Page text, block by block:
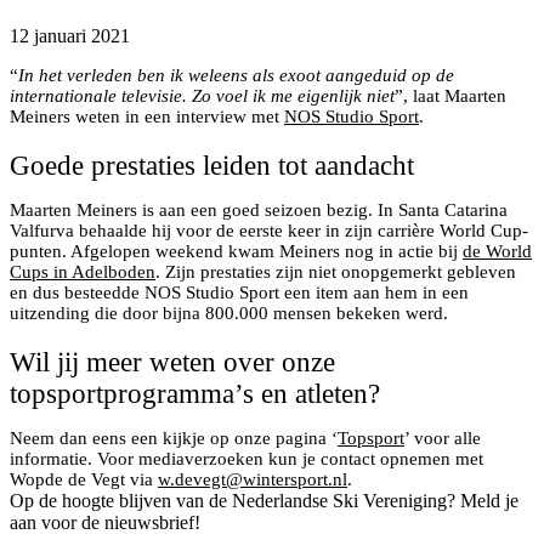
12 januari 2021
“In het verleden ben ik weleens als exoot aangeduid op de
internationale televisie. Zo voel ik me eigenlijk niet”, laat Maarten
Meiners weten in een interview met NOS Studio Sport.
Goede prestaties leiden tot aandacht
Maarten Meiners is aan een goed seizoen bezig. In Santa Catarina
Valfurva behaalde hij voor de eerste keer in zijn carrière World Cup-
punten. Afgelopen weekend kwam Meiners nog in actie bij de World
Cups in Adelboden. Zijn prestaties zijn niet onopgemerkt gebleven
en dus besteedde NOS Studio Sport een item aan hem in een
uitzending die door bijna 800.000 mensen bekeken werd.
Wil jij meer weten over onze
topsportprogramma’s en atleten?
Neem dan eens een kijkje op onze pagina ‘Topsport’ voor alle
informatie. Voor mediaverzoeken kun je contact opnemen met
Wopde de Vegt via w.devegt@wintersport.nl.
Op de hoogte blijven van de Nederlandse Ski Vereniging? Meld je
aan voor de nieuwsbrief!